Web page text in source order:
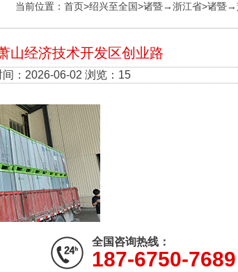
当前位置： 首页>绍兴至全国>诸暨→浙江省>诸暨→
山经济技术开发区创业路
：2026-06-02 浏览：15
全国咨询热线：
187-6750-7689